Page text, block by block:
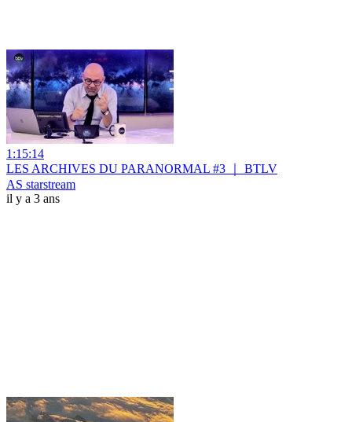
1:15:14
LES ARCHIVES DU PARANORMAL #3 ｜ BTLV
AS starstream
il y a 3 ans